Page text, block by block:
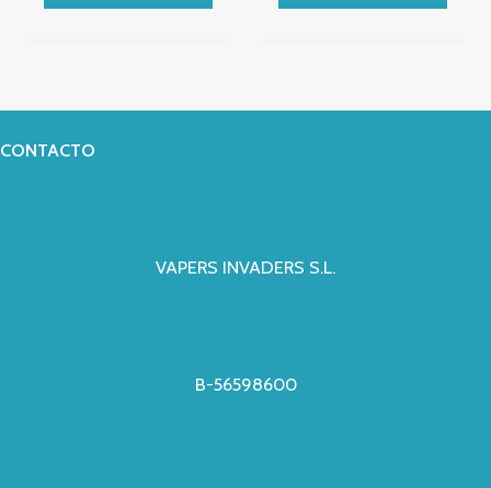
CONTACTO
VAPERS INVADERS S.L.
B-56598600